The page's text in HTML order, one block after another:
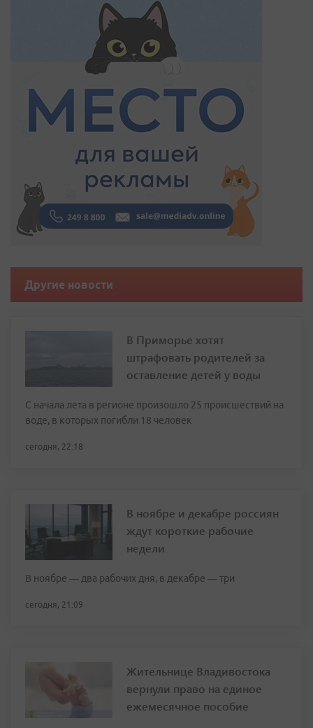
Другие новости
В Приморье хотят
штрафовать родителей за
оставление детей у воды
С начала лета в регионе произошло 25 происшествий на
воде, в которых погибли 18 человек
сегодня, 22:18
В ноябре и декабре россиян
ждут короткие рабочие
недели
В ноябре — два рабочих дня, в декабре — три
сегодня, 21:09
Жительнице Владивостока
вернули право на единое
ежемесячное пособие